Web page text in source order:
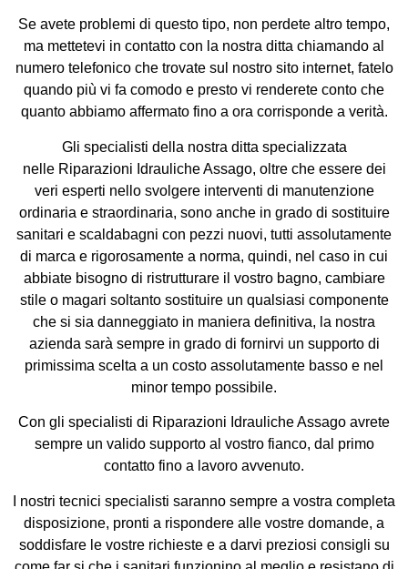
Se avete problemi di questo tipo, non perdete altro tempo,
ma mettetevi in contatto con la nostra ditta chiamando al
numero telefonico che trovate sul nostro sito internet, fatelo
quando più vi fa comodo e presto vi renderete conto che
quanto abbiamo affermato fino a ora corrisponde a verità.
Gli specialisti della nostra ditta specializzata
nelle Riparazioni Idrauliche Assago, oltre che essere dei
veri esperti nello svolgere interventi di manutenzione
ordinaria e straordinaria, sono anche in grado di sostituire
sanitari e scaldabagni con pezzi nuovi, tutti assolutamente
di marca e rigorosamente a norma, quindi, nel caso in cui
abbiate bisogno di ristrutturare il vostro bagno, cambiare
stile o magari soltanto sostituire un qualsiasi componente
che si sia danneggiato in maniera definitiva, la nostra
azienda sarà sempre in grado di fornirvi un supporto di
primissima scelta a un costo assolutamente basso e nel
minor tempo possibile.
Con gli specialisti di Riparazioni Idrauliche Assago avrete
sempre un valido supporto al vostro fianco, dal primo
contatto fino a lavoro avvenuto.
I nostri tecnici specialisti saranno sempre a vostra completa
disposizione, pronti a rispondere alle vostre domande, a
soddisfare le vostre richieste e a darvi preziosi consigli su